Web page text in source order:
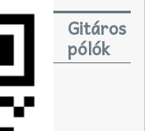
Gitáros
pólók